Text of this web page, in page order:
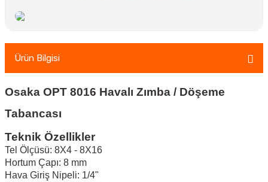
Ürün Bilgisi
Osaka OPT 8016 Havalı Zımba / Döşeme
Tabancası
Teknik Özellikler
Tel Ölçüsü: 8X4 - 8X16
Hortum Çapı: 8 mm
Hava Giriş Nipeli: 1/4"